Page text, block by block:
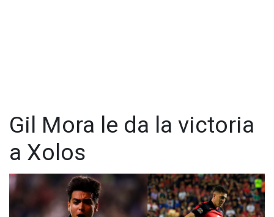
Gil Mora le da la victoria
a Xolos